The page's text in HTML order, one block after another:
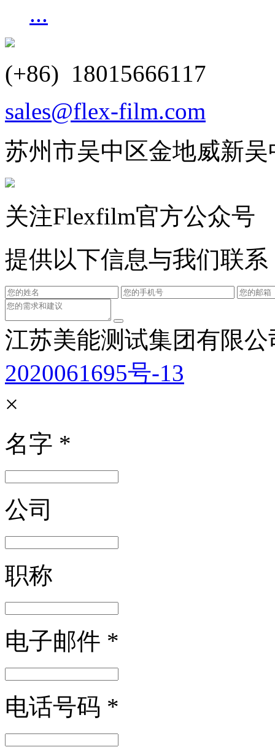
...
(+86) 18015666117
sales@flex-film.com
苏州市吴中区金地威新
关注Flexfilm官方公众号
提供以下信息与我们联
江苏美能测试集团有限公
2020061695号-13
×
名字 *
公司
职称
电子邮件 *
电话号码 *